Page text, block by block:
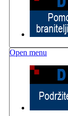
Open menu